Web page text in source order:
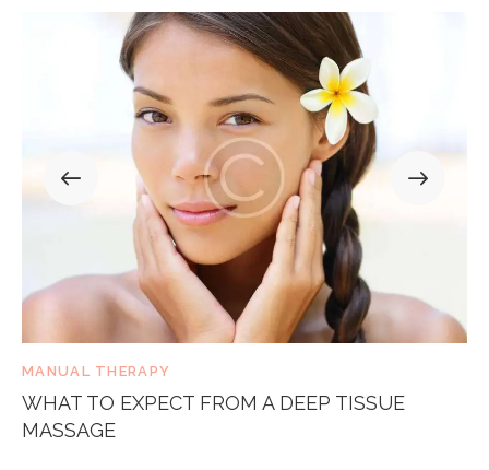
MANUAL THERAPY
WHAT TO EXPECT FROM A DEEP TISSUE
MASSAGE